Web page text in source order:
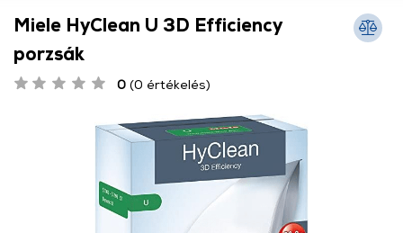
Miele HyClean U 3D Efficiency
porzsák
0 (0 értékelés)